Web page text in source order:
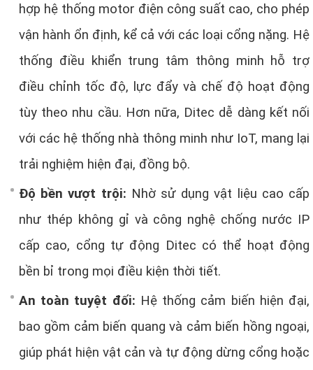
hợp hệ thống motor điện công suất cao, cho phép
vận hành ổn định, kể cả với các loại cổng nặng. Hệ
thống điều khiển trung tâm thông minh hỗ trợ
điều chỉnh tốc độ, lực đẩy và chế độ hoạt động
tùy theo nhu cầu. Hơn nữa, Ditec dễ dàng kết nối
với các hệ thống nhà thông minh như IoT, mang lại
trải nghiệm hiện đại, đồng bộ.
Độ bền vượt trội: Nhờ sử dụng vật liệu cao cấp
như thép không gỉ và công nghệ chống nước IP
cấp cao, cổng tự động Ditec có thể hoạt động
bền bỉ trong mọi điều kiện thời tiết.
An toàn tuyệt đối: Hệ thống cảm biến hiện đại,
bao gồm cảm biến quang và cảm biến hồng ngoại,
giúp phát hiện vật cản và tự động dừng cổng hoặc